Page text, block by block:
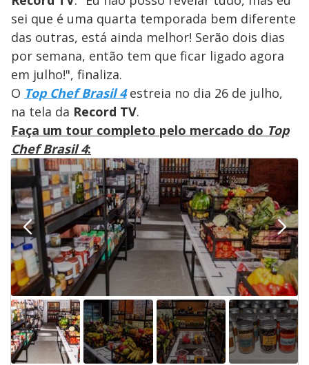
sei que é uma quarta temporada bem diferente
das outras, está ainda melhor! Serão dois dias
por semana, então tem que ficar ligado agora
em julho!", finaliza.
O Top Chef Brasil 4estreia no dia 26 de julho,
na tela da Record TV.
Faça um tour completo pelo mercado do Top
Chef Brasil 4: